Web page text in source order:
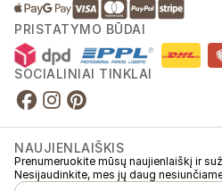
PRISTATYMO BŪDAI
SOCIALINIAI TINKLAI
NAUJIENLAIŠKIS
Prenumeruokite mūsų naujienlaiškį ir
Nesijaudinkite, mes jų daug